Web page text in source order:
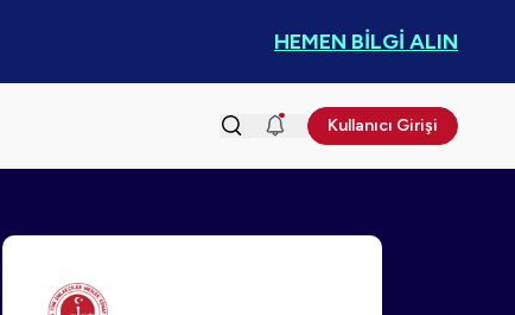
HEMEN BİLGİ ALIN
Kullanıcı Girişi